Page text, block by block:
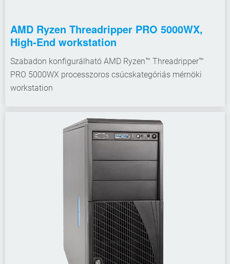
AMD Ryzen Threadripper PRO 5000WX,
High-End workstation
Szabadon konfigurálható AMD Ryzen™ Threadripper™
PRO 5000WX processzoros csúcskategóriás mérnöki
workstation